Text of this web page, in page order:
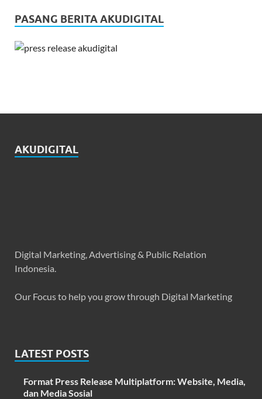
PASANG BERITA AKUDIGITAL
AKUDIGITAL
Digital Marketing, Advertising & Public Relation
Indonesia.
Our Focus to help you grow through Digital Marketing
LATEST POSTS
Format Press Release Multiplatform: Website, Media,
dan Media Sosial